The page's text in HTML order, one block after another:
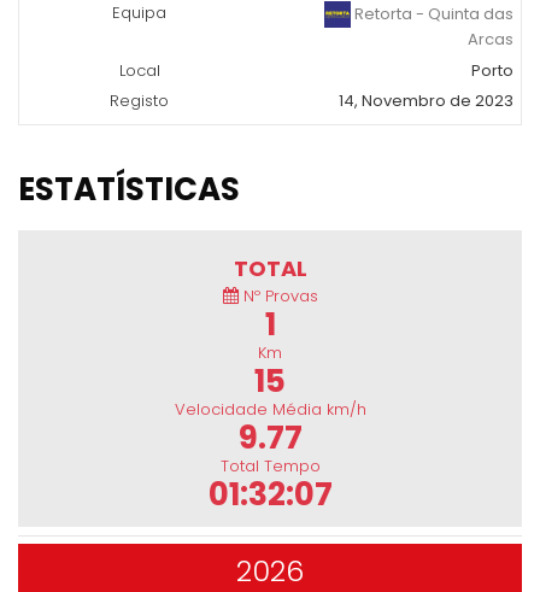
Equipa
Retorta - Quinta das
Arcas
Local
Porto
Registo
14, Novembro de 2023
ESTATÍSTICAS
TOTAL
Nº Provas
1
Km
15
Velocidade Média km/h
9.77
Total Tempo
01:32:07
2026